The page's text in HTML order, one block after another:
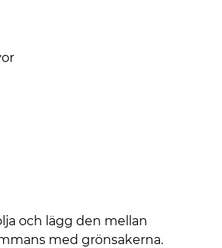
och lägg den mellan
med grönsakerna.